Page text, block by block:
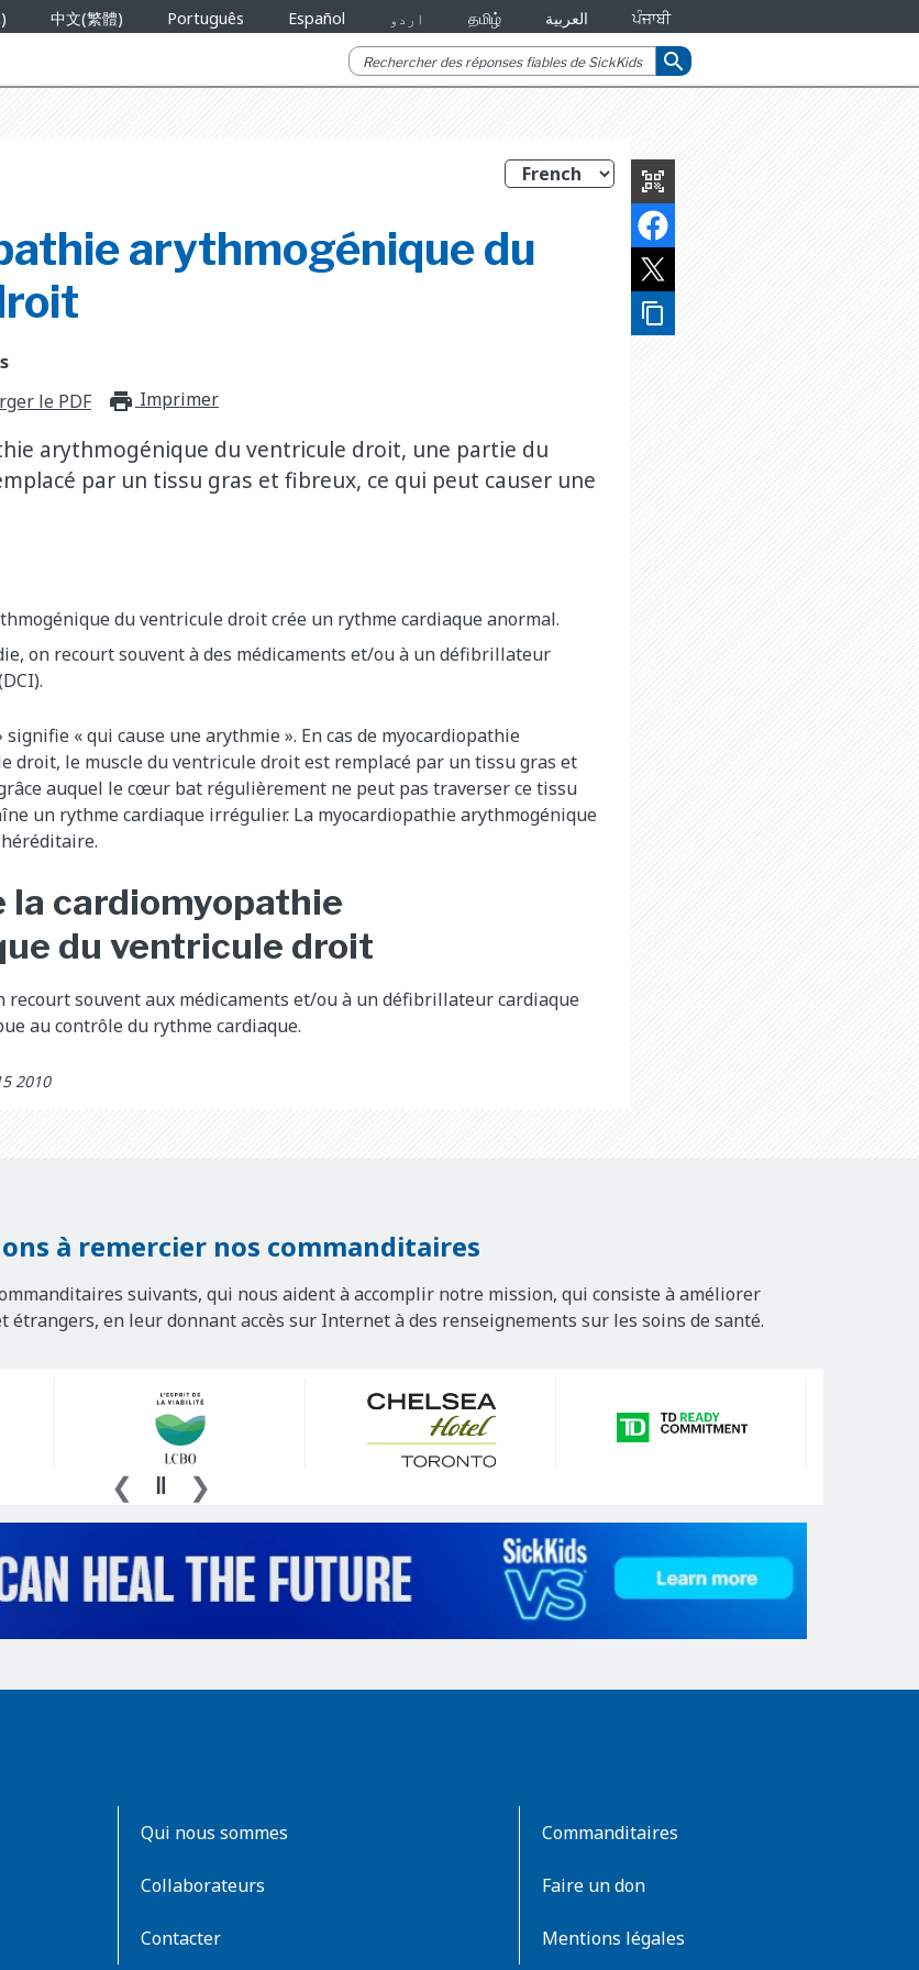
中文(繁體) Português Español اردو தமிழ் العربية ਪੰਜਾਬੀ
search
qr_code_scanner
content_copy
arythmogénique du
le PDF print_for_offline
Imprimer
arythmogénique du ventricule droit, une partie du
par un tissu gras et fibreux, ce qui peut causer une
du ventricule droit crée un rythme cardiaque anormal.
on recourt souvent à des médicaments et/ou à un défibrillateur
« qui cause une arythmie ». En cas de myocardiopathie
droit, le muscle du ventricule droit est remplacé par un tissu gras et
auquel le cœur bat régulièrement ne peut pas traverser ce tissu
un rythme cardiaque irrégulier. La myocardiopathie arythmogénique
la cardiomyopathie
du ventricule droit
recourt souvent aux médicaments et/ou à un défibrillateur cardiaque
au contrôle du rythme cardiaque.
2010
à remercier nos commanditaires
suivants, qui nous aident à accomplir notre mission, qui consiste à améliorer
en leur donnant accès sur Internet à des renseignements sur les soins de santé.
Qui nous sommes
Collaborateurs
Contacter
Commanditaires
Faire un don
Mentions légales